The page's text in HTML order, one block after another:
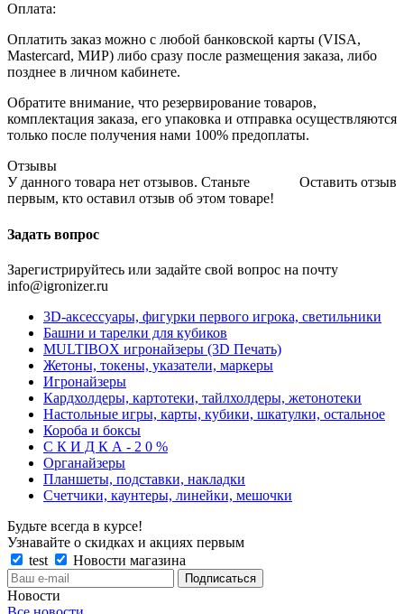
Оплата:
Оплатить заказ можно с любой банковской карты (VISA,
Mastercard, МИР) либо сразу после размещения заказа, либо
позднее в личном кабинете.
Обратите внимание, что резервирование товаров,
комплектация заказа, его упаковка и отправка осуществляются
только после получения нами 100% предоплаты.
Отзывы
Оставить отзыв
У данного товара нет отзывов. Станьте
первым, кто оставил отзыв об этом товаре!
Задать вопрос
Зарегистрируйтесь или задайте свой вопрос на почту
info@igronizer.ru
3D-аксессуары, фигурки первого игрока, светильники
Башни и тарелки для кубиков
MULTIBOX игронайзеры (3D Печать)
Жетоны, токены, указатели, маркеры
Игронайзеры
Кардхолдеры, картотеки, тайлхолдеры, жетонотеки
Настольные игры, карты, кубики, шкатулки, остальное
Короба и боксы
С К И Д К А - 2 0 %
Органайзеры
Планшеты, подставки, накладки
Счетчики, каунтеры, линейки, мешочки
Будьте всегда в курсе!
Узнавайте о скидках и акциях первым
test
Новости магазина
Новости